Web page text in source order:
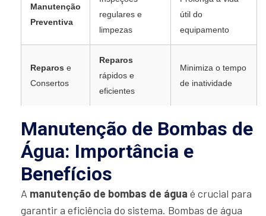
Manutenção
Preventiva
regulares e
limpezas
útil do
equipamento
Reparos e
Consertos
Reparos
rápidos e
eficientes
Minimiza o tempo
de inatividade
Manutenção de Bombas de
Água: Importância e
Benefícios
A manutenção de bombas de água é crucial para
garantir a eficiência do sistema. Bombas de água